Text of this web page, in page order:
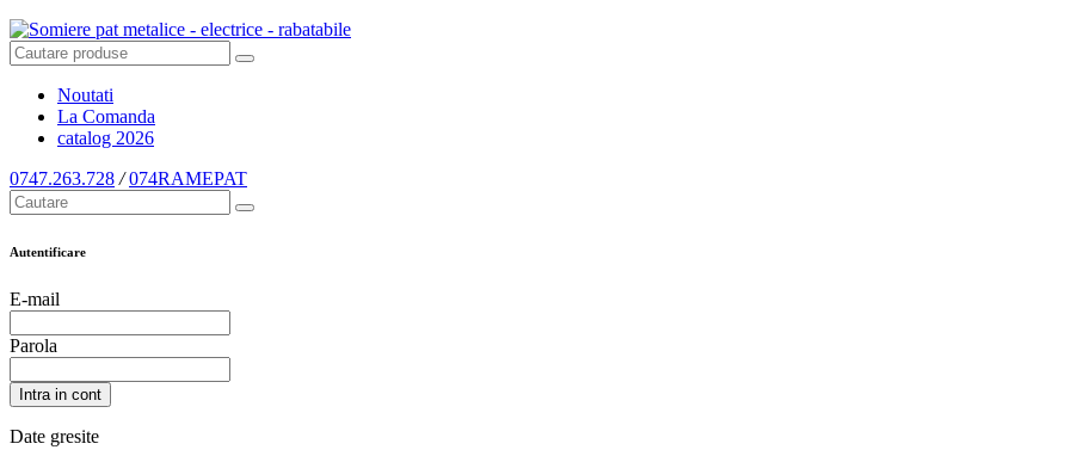
Noutati
La Comanda
catalog 2026
0747.263.728 / 074RAMEPAT
Autentificare
E-mail
Parola
Intra in cont
Date gresite